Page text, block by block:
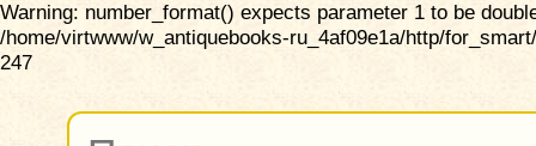
Warning: number_format() expects parameter 1 to be
/home/virtwww/w_antiquebooks-ru_4af09e1a/http/
247